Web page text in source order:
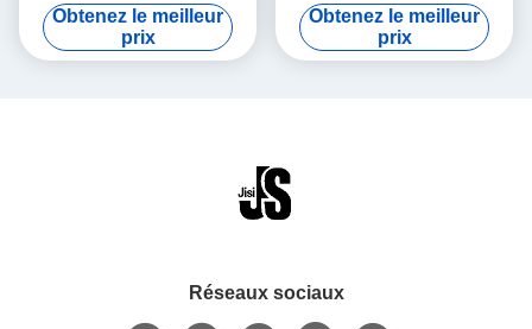
réutilisables pour les
activités de plein air
Obtenez le meilleur
prix
des animaux familiers
Obtenez le meilleur
prix
Réseaux sociaux